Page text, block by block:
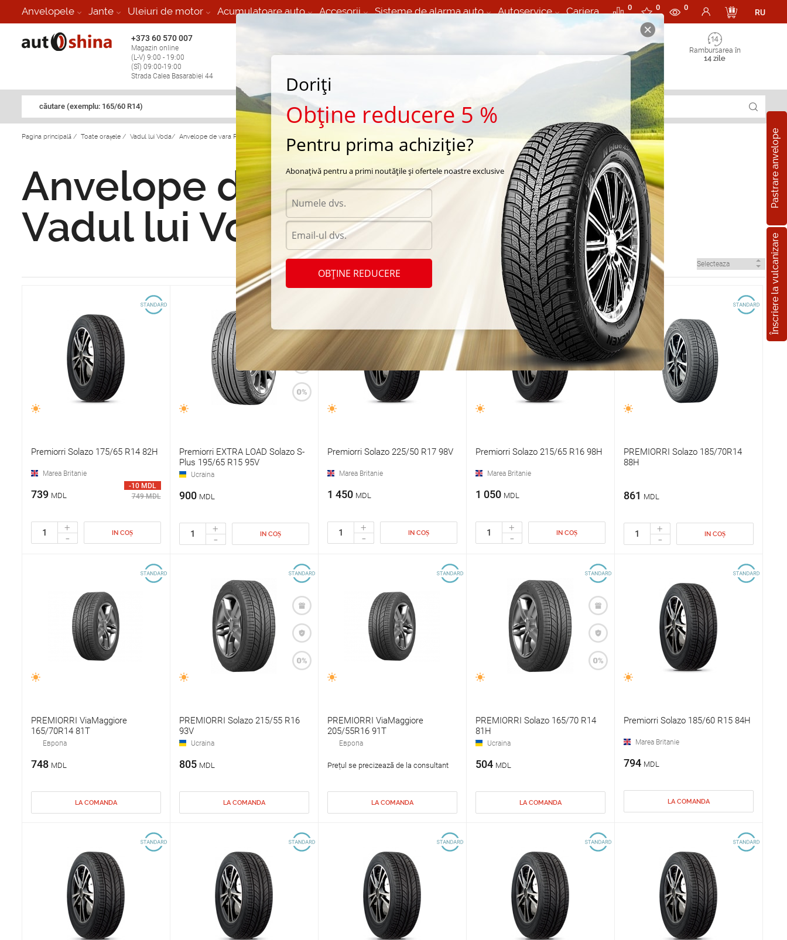
Anvelopele Jante Uleiuri de motor Acumulatoare auto Accesorii Sisteme de alarma auto Autoservice Cariera 0 0 0
RU
+373 60 570 007
Magazin online
(L-V) 9:00 - 19:00
(Sî) 09:00-19:00
Strada Calea Basarabiei 44
stop în toate regiunile
(L-V) 9:00 - 19:00
Rambursarea în
14 zile
căutare (exemplu: 165/60 R14)
Pastrare anvelope
Înscriere la vulcanizare
Pagina principală / Toate orașele / Vadul lui Voda/ Anvelope de vara Premiorri in Vadul lui Voda
Anvelope de vara Premiorri in
Vadul lui Voda
Premiorri Solazo 175/65 R14 82H
Marea Britanie
739 MDL
-10 MDL
749 MDL
+
- IN COȘ
Premiorri EXTRA LOAD Solazo S-
Plus 195/65 R15 95V
Ucraina
900 MDL
+
- IN COȘ
Premiorri Solazo 225/50 R17 98V
Marea Britanie
1 450 MDL
+
- IN COȘ
Premiorri Solazo 215/65 R16 98H
Marea Britanie
1 050 MDL
+
- IN COȘ
PREMIORRI Solazo 185/70R14
88H
861 MDL
+
- IN COȘ
PREMIORRI ViaMaggiore
165/70R14 81Т
Европа
748 MDL
LA COMANDA
PREMIORRI Solazo 215/55 R16
93V
Ucraina
805 MDL
LA COMANDA
PREMIORRI ViaMaggiore
205/55R16 91Т
Европа
Prețul se precizează de la consultant
LA COMANDA
PREMIORRI Solazo 165/70 R14
81H
Ucraina
504 MDL
LA COMANDA
Premiorri Solazo 185/60 R15 84H
Marea Britanie
794 MDL
LA COMANDA
Doriți
Obține reducere 5 %
Pentru prima achiziție?
Abonațivă pentru a primi noutățile și ofertele noastre exclusive
OBȚINE REDUCERE